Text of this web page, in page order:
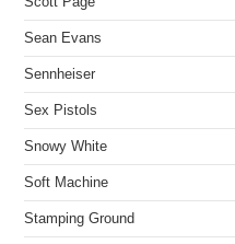
Sean Evans
Sennheiser
Sex Pistols
Snowy White
Soft Machine
Stamping Ground